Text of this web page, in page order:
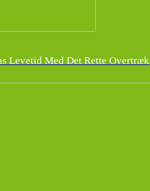
Levetid Med Det Rette Overtræk